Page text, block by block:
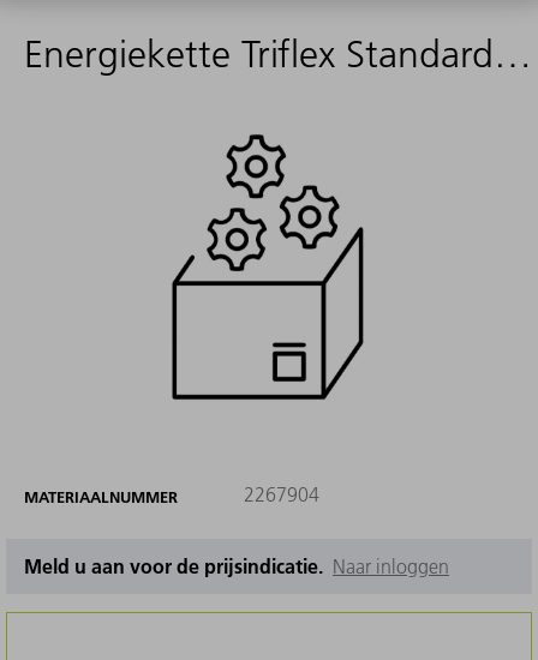
Energiekette Triflex Standard spez. - 2267904
MATERIAALNUMMER 2267904
Meld u aan voor de prijsindicatie. Naar inloggen